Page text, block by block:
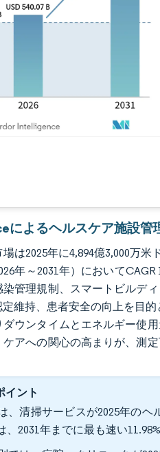
画像 © Mordor Intelligence。
によるヘルスケア施設管
は2025年に4,894億3,000万米
年～2031年）において
管理規制、スマートビルデ
維持、患者安全の向上を目
ウンタイムとエネルギー使
アへの関心の高まりが、測
イント
、清掃サービスが2025年のヘ
、2031年までに最も速い